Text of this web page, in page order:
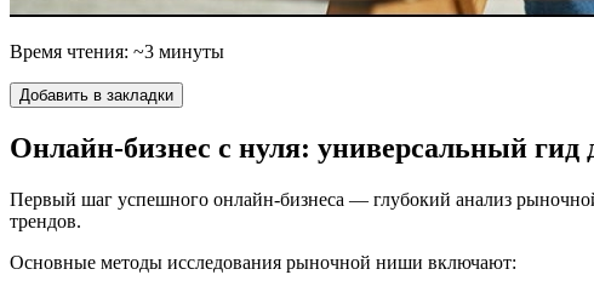
Время чтения: ~3 минуты
Добавить в закладки
Онлайн-бизнес с нуля: универсальный
Первый шаг успешного онлайн-бизнеса — глубокий анализ
трендов.
Основные методы исследования рыночной ниши включают: